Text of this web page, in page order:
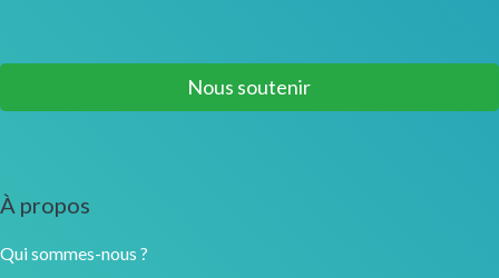
Nous soutenir
À propos
Qui sommes-nous ?